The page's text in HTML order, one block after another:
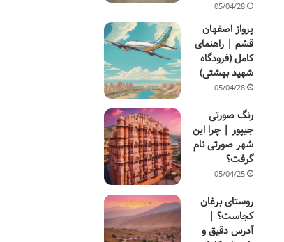
05/04/28
پرواز اصفهان
قشم | راهنمای
کامل (فرودگاه
شهید بهشتی)
05/04/28
رنگ صورتی
جیپور | چرا این
شهر صورتی نام
گرفت؟
05/04/25
روستای برغان
کجاست؟ |
آدرس دقیق و